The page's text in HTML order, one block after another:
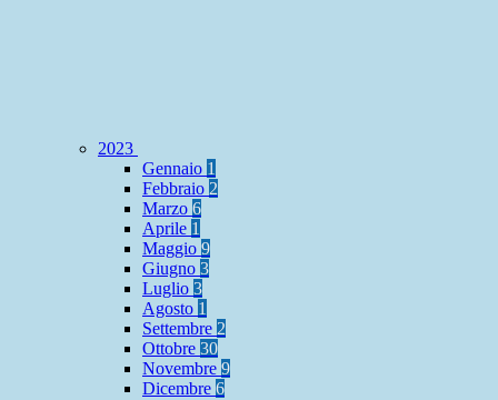
2023
Gennaio 1
Febbraio 2
Marzo 6
Aprile 1
Maggio 9
Giugno 3
Luglio 3
Agosto 1
Settembre 2
Ottobre 30
Novembre 9
Dicembre 6